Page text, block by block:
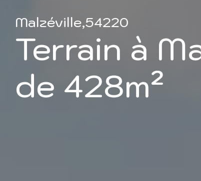
Malzéville,54220
Terrain à
de 428m²